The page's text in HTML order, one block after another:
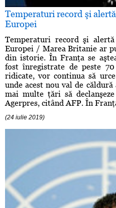
Temperaturi record şi
Europei
Temperaturi record şi
Europei / Marea Britanie ar
din istorie. În Franţa se
fost înregistrate de peste
ridicate, vor continua să
unde acest nou val de
mai multe ţări să
Agerpres, citând AFP. În
(24 iulie 2019)